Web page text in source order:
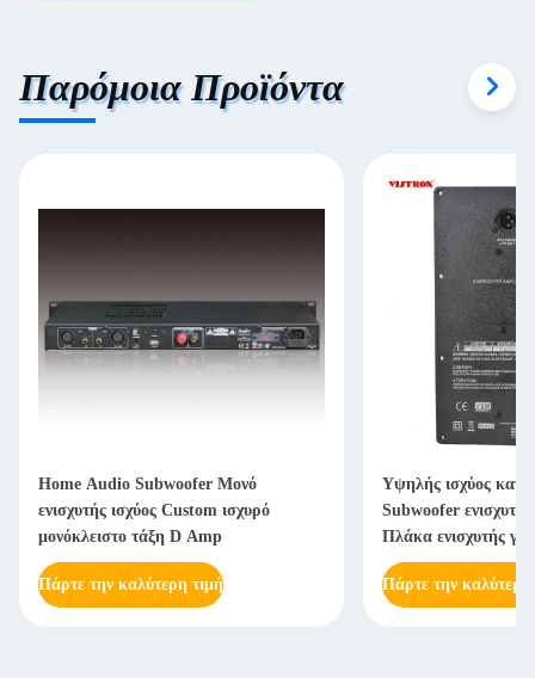
Παρόμοια Προϊόντα
Home Audio Subwoofer Μονό
ενισχυτής ισχύος Custom ισχυρό
μονόκλειστο τάξη D Amp
Πάρτε την καλύτερη τιμή
Υψηλής ισχύος
Subwoofer
Πλάκα ενισχυτής
ντουλάπια
Πάρτε την καλύτερη